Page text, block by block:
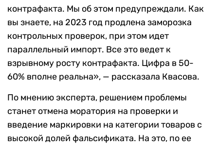
контрафакта. Мы об этом предупреждали. Как
вы знаете, на 2023 год продлена заморозка
контрольных проверок, при этом идет
параллельный импорт. Все это ведет к
взрывному росту контрафакта. Цифра в 50-
60% вполне реальна», — рассказала Квасова.
По мнению эксперта, решением проблемы
станет отмена моратория на проверки и
введение маркировки на категории товаров с
высокой долей фальсификата. На это, по ее